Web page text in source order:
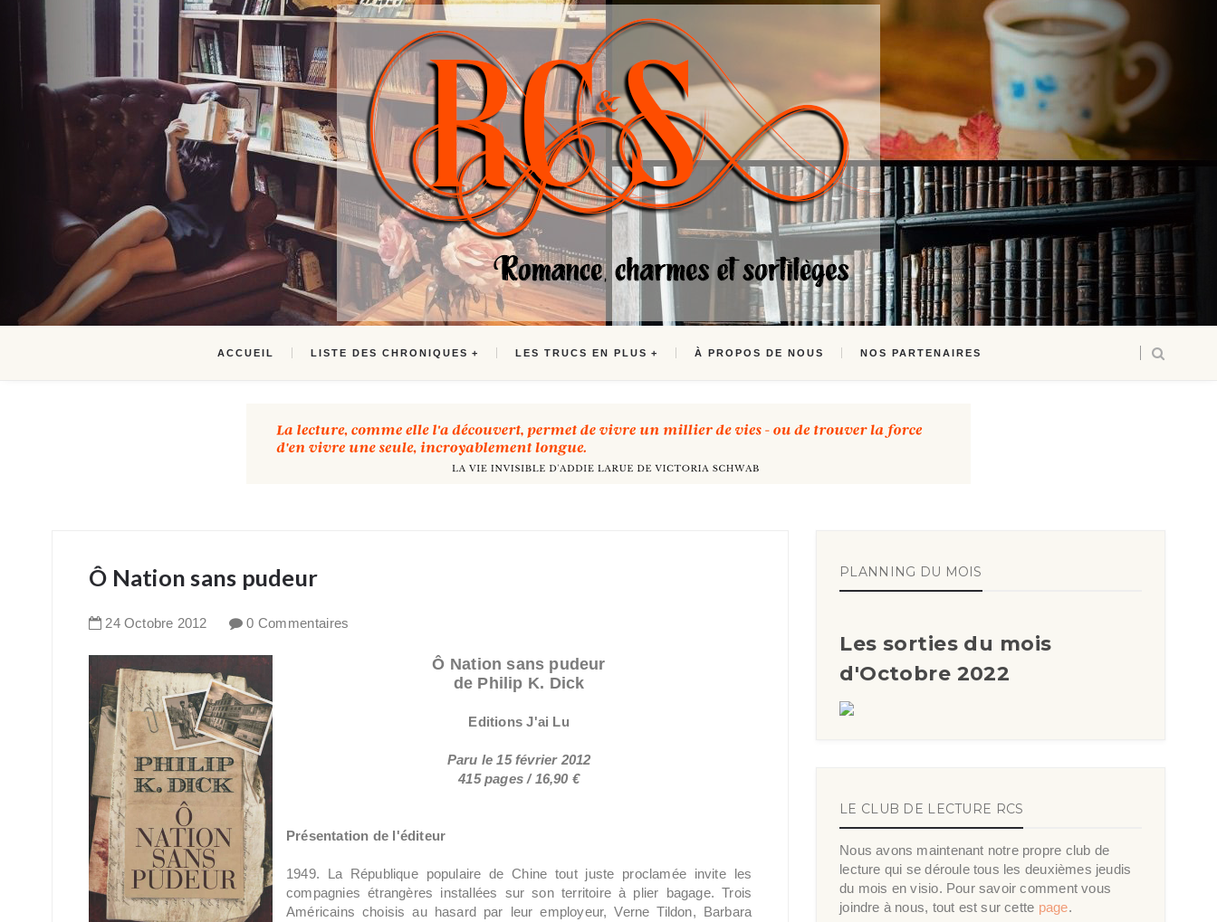
ACCUEIL LISTE DES CHRONIQUES LES TRUCS EN PLUS À PROPOS DE NOUS NOS PARTENAIRES
Ô Nation sans pudeur
24 Octobre 2012 0 Commentaires
Ô Nation sans pudeur
de Philip K. Dick
Editions J'ai Lu
Paru le 15 février 2012
415 pages / 16,90 €
Présentation de l'éditeur
1949. La République populaire de Chine tout juste proclamée invite les
compagnies étrangères installées sur son territoire à plier bagage. Trois
Américains choisis au hasard par leur employeur, Verne Tildon, Barbara
PLANNING DU MOIS
Les sorties du mois
d'Octobre 2022
LE CLUB DE LECTURE RCS
Nous avons maintenant notre propre club de
lecture qui se déroule tous les deuxièmes jeudis
du mois en visio. Pour savoir comment vous
joindre à nous, tout est sur cette page.